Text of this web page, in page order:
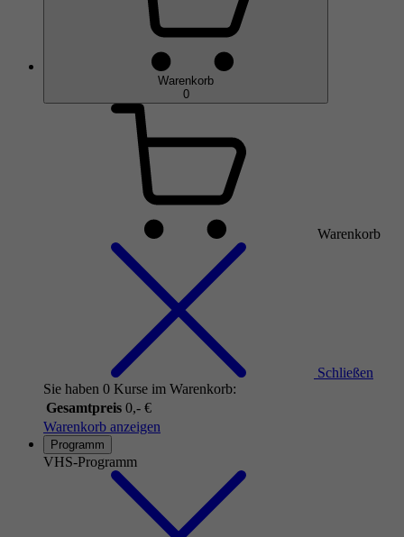
Warenkorb
0
Warenkorb
Schließen
Sie haben 0 Kurse im Warenkorb:
Gesamtpreis 0,- €
Warenkorb anzeigen
Programm
VHS-Programm